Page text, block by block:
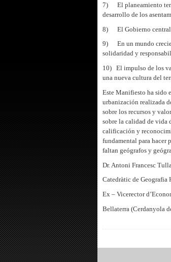
7) El planeamiento
desarrollo de los
8) El Gobierno central y
9) En un mundo
solidaridad y
10) El impulso de los
una nueva cultura del
Este Manifiesto ha sido
urbanización realizada
sobre los recursos y
sobre la calidad de vida
calificación y
fundamental para hacer
faltan geógrafos y
Dr. Antoni Francesc
Catedràtic de Geografia
Ex – Vicerector
Bellaterra (Cerdanyola